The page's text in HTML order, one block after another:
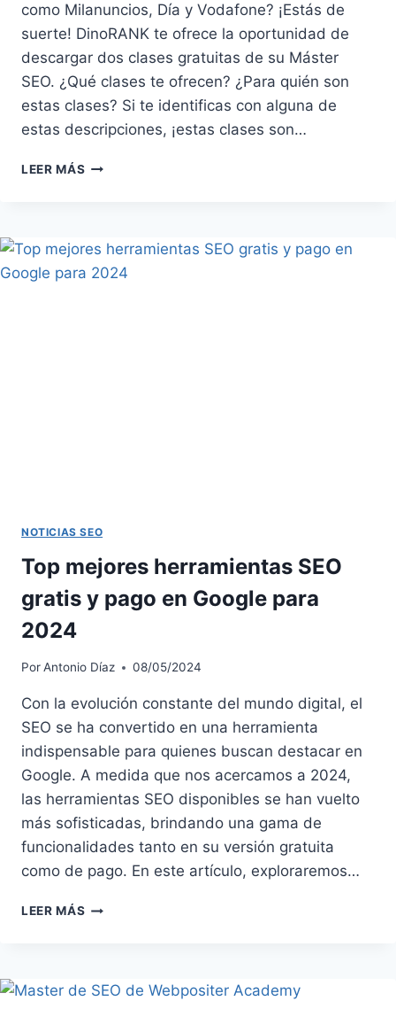
como Milanuncios, Día y Vodafone? ¡Estás de
suerte! DinoRANK te ofrece la oportunidad de
descargar dos clases gratuitas de su Máster
SEO. ¿Qué clases te ofrecen? ¿Para quién son
estas clases? Si te identificas con alguna de
estas descripciones, ¡estas clases son…
LEER MÁS MÁSTER
¡APRENDE
SEO
CON
NOTICIAS SEO
Top mejores herramientas SEO
gratis y pago en Google para
2024
PorAntonio Díaz 08/05/2024
Con la evolución constante del mundo digital, el
SEO se ha convertido en una herramienta
indispensable para quienes buscan destacar en
Google. A medida que nos acercamos a 2024,
las herramientas SEO disponibles se han vuelto
más sofisticadas, brindando una gama de
funcionalidades tanto en su versión gratuita
como de pago. En este artículo, exploraremos…
LEER MÁS TOP
GRATIS
Y